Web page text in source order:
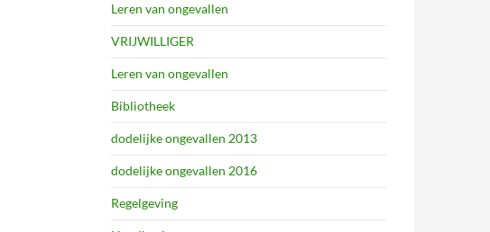
Leren van ongevallen
VRIJWILLIGER
Leren van ongevallen
Bibliotheek
dodelijke ongevallen 2013
dodelijke ongevallen 2016
Regelgeving